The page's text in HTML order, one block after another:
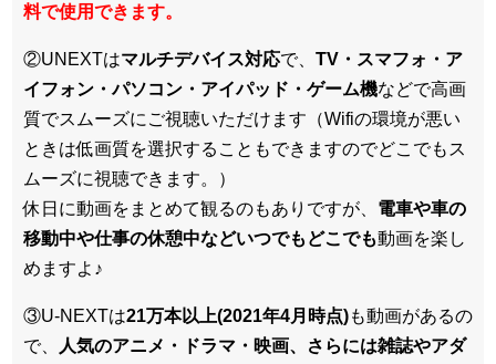
料で使用できます。
②UNEXTはマルチデバイス対応で、 TV・スマフォ・ア
イフォン・パソコン・アイパッド・ゲーム機などで高画
質でスムーズにご視聴いただけます（Wifiの環境が悪い
ときは低画質を選択することもできますのでどこでもス
ムーズに視聴できます。）
休日に動画をまとめて観るのもありですが、 電車や車の
移動中や仕事の休憩中などいつでもどこでも動画を楽し
めますよ♪
③U-NEXTは21万本以上(2021年4月時点)も動画があるの
で、
人気のアニメ・ドラマ・映画、さらには雑誌やアダ